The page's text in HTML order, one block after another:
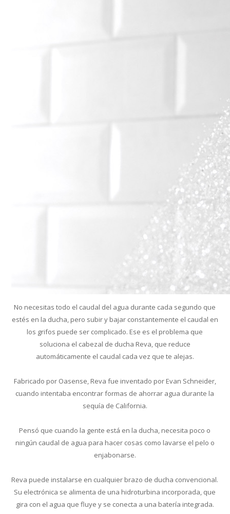
No necesitas todo el caudal del agua durante cada segundo que
estés en la ducha, pero subir y bajar constantemente el caudal en
los grifos puede ser complicado. Ese es el problema que
soluciona el cabezal de ducha Reva, que reduce
automáticamente el caudal cada vez que te alejas.
Fabricado por Oasense, Reva fue inventado por Evan Schneider,
cuando intentaba encontrar formas de ahorrar agua durante la
sequía de California.
Pensó que cuando la gente está en la ducha, necesita poco o
ningún caudal de agua para hacer cosas como lavarse el pelo o
enjabonarse.
Reva puede instalarse en cualquier brazo de ducha convencional.
Su electrónica se alimenta de una hidroturbina incorporada, que
gira con el agua que fluye y se conecta a una batería integrada.